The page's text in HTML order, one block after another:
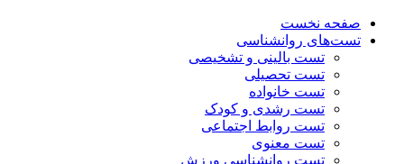
صفحه نخست
تست‌های روانشناسی
تست بالینی و تشخیصی
تست تحصیلی
تست خانواده
تست رشدی و کودک
تست روابط اجتماعی
تست معنوی
تست روانشناسی ورزش